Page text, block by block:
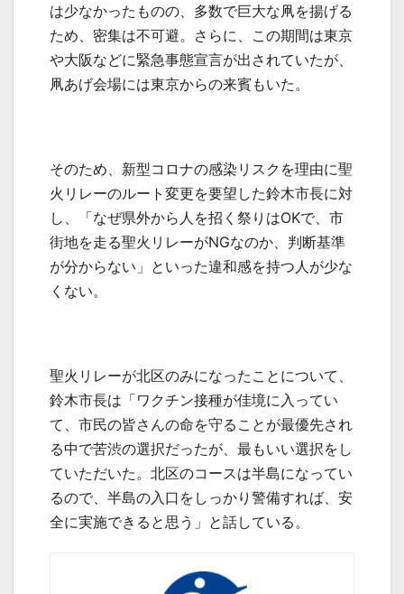
は少なかったものの、多数で巨大な凧を揚げる
ため、密集は不可避。さらに、この期間は東京
や大阪などに緊急事態宣言が出されていたが、
凧あげ会場には東京からの来賓もいた。
そのため、新型コロナの感染リスクを理由に聖
火リレーのルート変更を要望した鈴木市長に対
し、「なぜ県外から人を招く祭りはOKで、市
街地を走る聖火リレーがNGなのか、判断基準
が分からない」といった違和感を持つ人が少な
くない。
聖火リレーが北区のみになったことについて、
鈴木市長は「ワクチン接種が佳境に入ってい
て、市民の皆さんの命を守ることが最優先され
る中で苦渋の選択だったが、最もいい選択をし
ていただいた。北区のコースは半島になってい
るので、半島の入口をしっかり警備すれば、安
全に実施できると思う」と話している。